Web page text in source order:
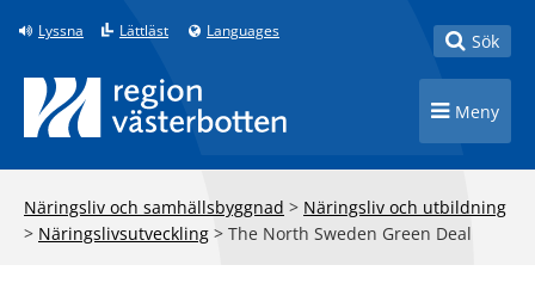
Till innehåll på sidan
Lyssna Lättläst Languages Toggle
Sök
Toggle
Meny
Näringsliv och samhällsbyggnad > Näringsliv och utbildning
> Näringslivsutveckling > The North Sweden Green Deal